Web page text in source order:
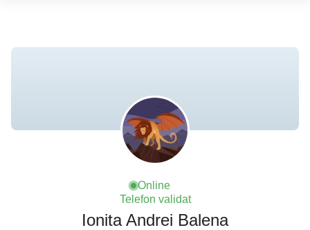
Online
Telefon validat
Ionita Andrei Balena